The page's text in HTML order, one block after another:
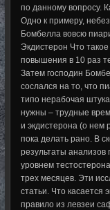
по данному вопросу.
Одно к примеру,
Бомбелла вовсю
Экдистерон Что
повышения в 10 раз
Затем господин
сослался на то, что
типо нерабочая
нужны – трудные
и экдистерона (о
пока делать рано. В
результаты
уровнем
трех месяцев. Эти
статьи. Что касается
правило из левзеи